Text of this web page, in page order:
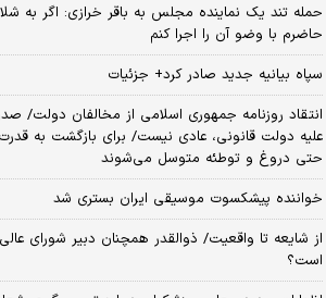
حمله تند یک نماینده مجلس به باقر خرازی: اگر به
حاضرم با وضو آن را اجرا کنم
سپاه بیانیه جدید صادر کرد+ جزئیات
انتقاد روزنامه جمهوری اسلامی از مخالفان
علیه دولت قانونی، عادی نیست/ برای بازگشت به
حتی دروغ و توطئه متوسل می‌شوند
خواننده پیشکسوت موسیقی ایران بستری شد
از شایعه تا واقعیت/ ذوالقدر همچنان دبیر شورای
است؟